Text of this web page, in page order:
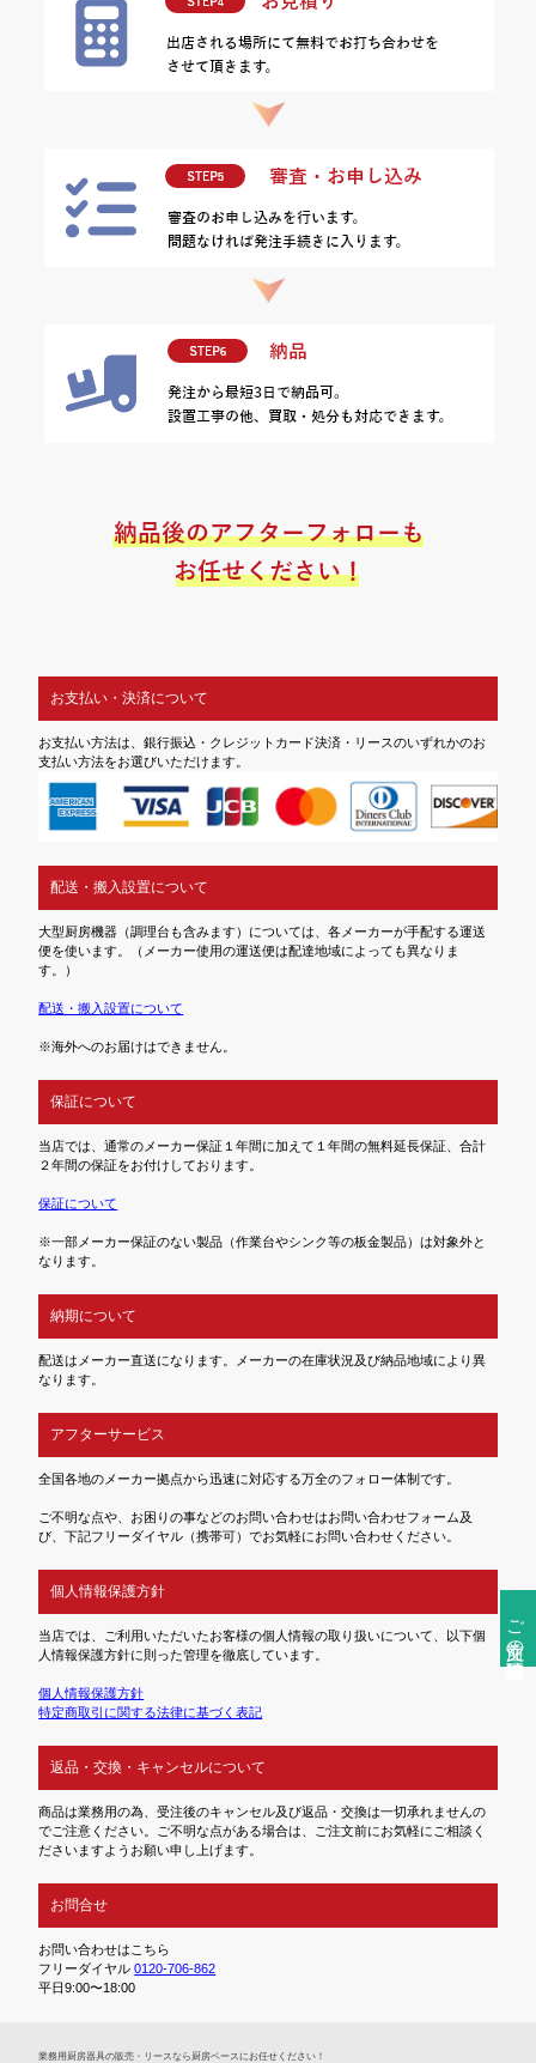
ご注文前の確認事項
お支払い・決済について
お支払い方法は、銀行振込・クレジットカード決済・リースのいずれかのお
支払い方法をお選びいただけます。
配送・搬入設置について
大型厨房機器（調理台も含みます）については、各メーカーが手配する運送
便を使います。（メーカー使用の運送便は配達地域によっても異なりま
す。）
配送・搬入設置について
※海外へのお届けはできません。
保証について
当店では、通常のメーカー保証１年間に加えて１年間の無料延長保証、合計
２年間の保証をお付けしております。
保証について
※一部メーカー保証のない製品（作業台やシンク等の板金製品）は対象外と
なります。
納期について
配送はメーカー直送になります。メーカーの在庫状況及び納品地域により異
なります。
アフターサービス
全国各地のメーカー拠点から迅速に対応する万全のフォロー体制です。
ご不明な点や、お困りの事などのお問い合わせはお問い合わせフォーム及
び、下記フリーダイヤル（携帯可）でお気軽にお問い合わせください。
個人情報保護方針
当店では、ご利用いただいたお客様の個人情報の取り扱いについて、以下個
人情報保護方針に則った管理を徹底しています。
個人情報保護方針
特定商取引に関する法律に基づく表記
返品・交換・キャンセルについて
商品は業務用の為、受注後のキャンセル及び返品・交換は一切承れませんの
でご注意ください。ご不明な点がある場合は、ご注文前にお気軽にご相談く
ださいますようお願い申し上げます。
お問合せ
お問い合わせはこちら
フリーダイヤル0120-706-862
平日9:00〜18:00
業務⽤厨房器具の販売・リースなら厨房ベースにお任せください！